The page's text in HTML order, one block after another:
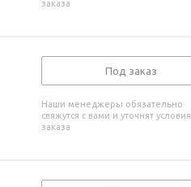
заказа
Под заказ
Наши менеджеры обязательно
свяжутся с вами и уточнят условия
заказа